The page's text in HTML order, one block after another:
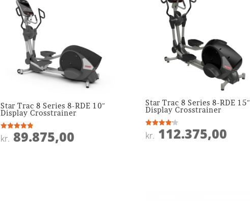
Star Trac 8 Series 8-RDE 10″
Display Crosstrainer
Vurderet
4.9
kr. 89.875,00
Star Trac 8 Series 8-RDE 15″
Display Crosstrainer
Vurderet
4.2
kr. 112.375,00